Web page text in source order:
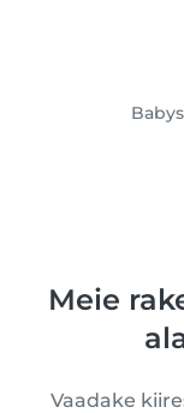
Meie
Vaadake